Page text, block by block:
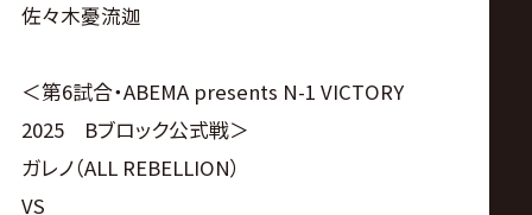
佐々木憂流迦
＜第6試合・ABEMA presents N-1 VICTORY
2025 Bブロック公式戦＞
ガレノ（ALL REBELLION）
VS